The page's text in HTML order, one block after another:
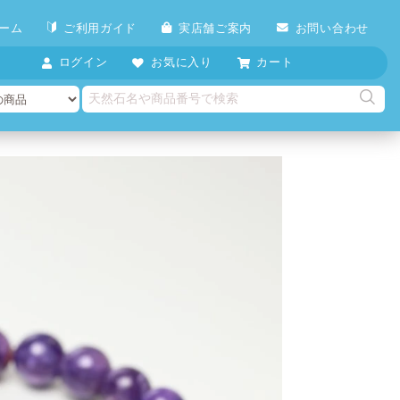
ム ご利用ガイド 実店舗ご案内 お問い合わせ
ログイン お気に入り カート